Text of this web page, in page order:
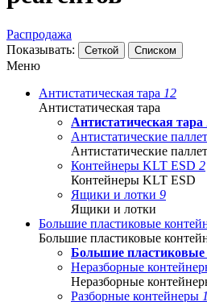
Распродажа
Показывать:
Сеткой Списком
Меню
Антистатическая тара 12
Антистатическая тара
Антистатическая тара
Антистатические
Антистатические
Контейнеры KLT ESD 2
Контейнеры KLT ESD
Ящики и лотки 9
Ящики и лотки
Большие пластиковые
Большие пластиковые
Большие пластиковые
Неразборные
Неразборные
Разборные контейнеры 1